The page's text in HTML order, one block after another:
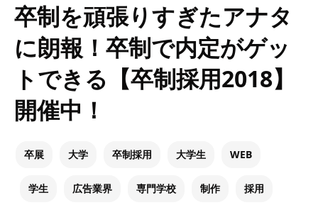
卒制を頑張りすぎたアナタ
に朗報！卒制で内定がゲッ
トできる【卒制採用2018】
開催中！
卒展 大学 卒制採用 大学生 WEB
学生 広告業界 専門学校 制作 採用